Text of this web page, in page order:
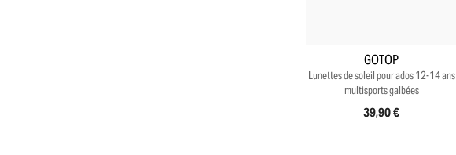
GOTOP
Lunettes de soleil pour ados 12-14 ans
multisports galbées
39,90 €